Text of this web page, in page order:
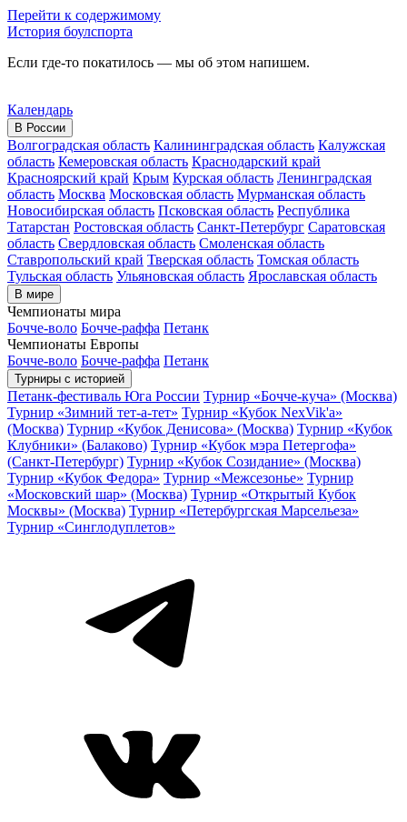
Перейти к содержимому
История боулспорта
Если где-то покатилось — мы об этом напишем.
Календарь
В России
Волгоградская область Калининградская область Калужская
область Кемеровская область Краснодарский край
Красноярский край Крым Курская область Ленинградская
область Москва Московская область Мурманская область
Новосибирская область Псковская область Республика
Татарстан Ростовская область Санкт-Петербург Саратовская
область Свердловская область Смоленская область
Ставропольский край Тверская область Томская область
Тульская область Ульяновская область Ярославская область
В мире
Чемпионаты мира
Бочче-воло Бочче-раффа Петанк
Чемпионаты Европы
Бочче-воло Бочче-раффа Петанк
Турниры с историей
Петанк-фестиваль Юга России Турнир «Бочче-куча» (Москва)
Турнир «Зимний тет-а-тет» Турнир «Кубок NexVik'a»
(Москва) Турнир «Кубок Денисова» (Москва) Турнир «Кубок
Клубники» (Балаково) Турнир «Кубок мэра Петергофа»
(Санкт-Петербург) Турнир «Кубок Созидание» (Москва)
Турнир «Кубок Федора» Турнир «Межсезонье» Турнир
«Московский шар» (Москва) Турнир «Открытый Кубок
Москвы» (Москва) Турнир «Петербургская Марсельеза»
Турнир «Синглодуплетов»